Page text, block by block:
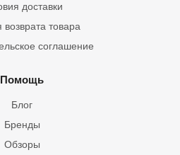
доставки
возврата товара
соглашение
Помощь
Блог
Бренды
Обзоры